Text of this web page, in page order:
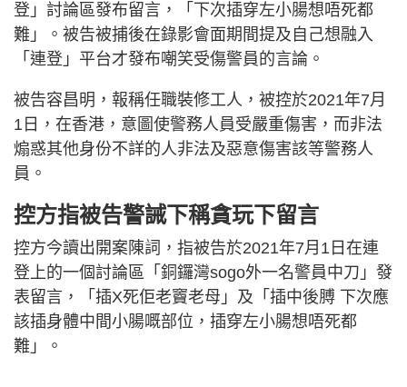
登」討論區發布留言，「下次插穿左小腸想唔死都
難」。被告被捕後在錄影會面期間提及自己想融入
「連登」平台才發布嘲笑受傷警員的言論。
被告容昌明，報稱任職裝修工人，被控於2021年7月
1日，在香港，意圖使警務人員受嚴重傷害，而非法
煽惑其他身份不詳的人非法及惡意傷害該等警務人
員。
控方指被告警誡下稱貪玩下留言
控方今讀出開案陳詞，指被告於2021年7月1日在連
登上的一個討論區「銅鑼灣sogo外一名警員中刀」發
表留言，「插X死佢老竇老母」及「插中後膊 下次應
該插身體中間小腸嘅部位，插穿左小腸想唔死都
難」。